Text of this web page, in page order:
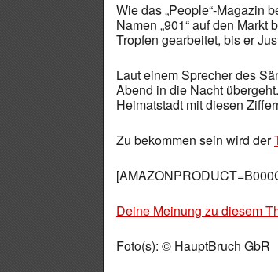
Wie das „People“-Magazin
Namen „901“ auf den
Tropfen gearbeitet, bis er
Laut einem Sprecher des
Abend in die Nacht
Heimatstadt mit diesen
Zu bekommen sein wird der
Deine Meinung zu diesem
Foto(s): © HauptBruch GbR